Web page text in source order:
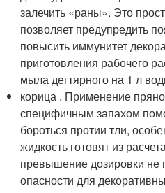
залечить «раны». Это
позволяет предупредить
повысить иммунитет
приготовления рабочего
мыла дегтярного на 1 л
корица . Применение
специфичным запахом
бороться протии тли,
жидкость готовят из
превышение дозировки не
опасности для